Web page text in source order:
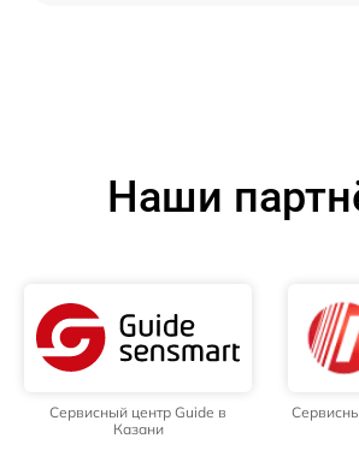
Наши
Сервисный центр Guide в
Казани